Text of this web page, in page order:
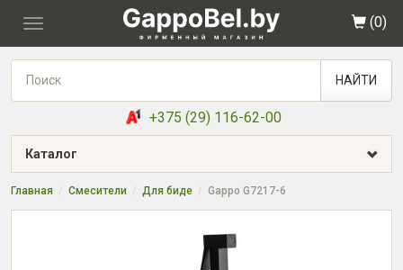
Toggle
(0)
НАЙТИ
+375 (29) 116-62-00
Каталог
Главная Смесители Для биде Gappo G7217-6